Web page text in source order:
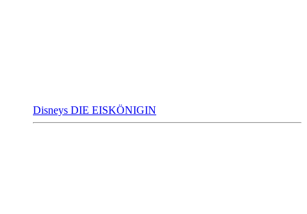
Disneys DIE EISKÖNIGIN